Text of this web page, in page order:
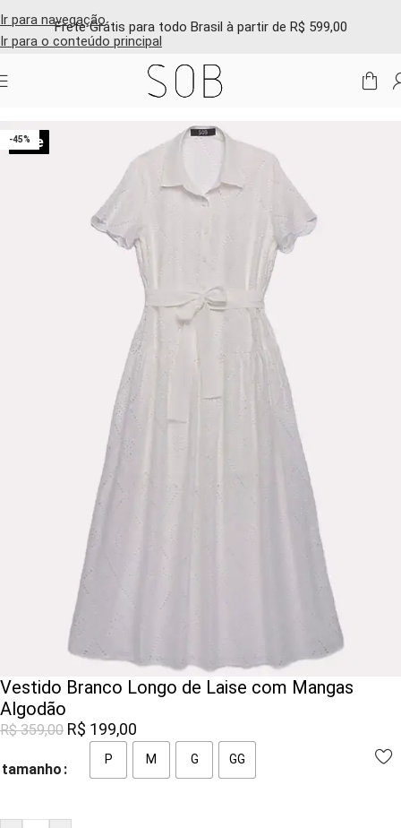
Ir para navegação
Ir para o conteúdo principal
Frete Grátis para todo Brasil à partir de R$ 599,00
Início Vestidos e macacões
-45%
Sale
Vestido Branco Longo de Laise com Mangas
Algodão
R$359,00 R$ 199,00
tamanho
P M G GG